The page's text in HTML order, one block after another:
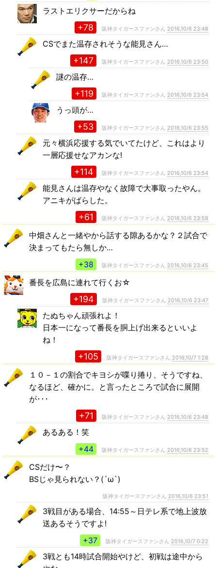
ラストエリクサーだからね
+78 阪神タイガースファンさん 2016,10/6 23:48
CSでまた温存されそうな能見さん…
+147 阪神タイガースファンさん 2016,10/6 23:50
謎の温存…
+119 阪神タイガースファンさん 2016,10/6 23:54
うっ頭が…
+53 阪神タイガースファンさん 2016,10/6 23:55
元々横浜応援する気でいてたけど、これはより
一層応援せなアカンな!
+114 阪神タイガースファンさん 2016,10/6 23:54
能見さんは温存やなく故障で大事取ったやん。
アニキがばらした。
+61 阪神タイガースファンさん 2016,10/6 23:58
中畑さんと一緒やから話する隙あるかな？２試合で
決まってもたら無しか…
+38
阪神タイガースファンさん 2016,10/6 23:45
番長を広島に連れて行くお☆
+194 阪神タイガースファンさん 2016,10/6 23:47
たぬちゃん頑張れよ！
日本一になって番長を胴上げ出来るといいよ
ね！
+105 阪神タイガースファンさん 2016,10/7 1:28
１０－１の割合でキヨシが喋り捲り、そうですね、
なるほど、確かに。と言ったところで試合に展開
が･･･
+71 阪神タイガースファンさん 2016,10/6 23:48
あるある！笑
+44
阪神タイガースファンさん 2016,10/6 23:52
CSだけ〜？
BSじゃ見られない？(´ω`)
阪神タイガースファンさん 2016,10/6 23:51
3戦目がある場合、14:55～日テレ系で地上波放
送あるそうですよ!
+37
阪神タイガースファンさん 2016,10/7 0:22
3戦とも14時試合開始やけど、初戦は途中から